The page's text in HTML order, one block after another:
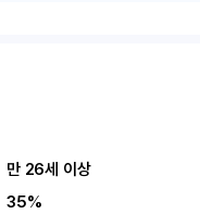
만 26세 이상
35%